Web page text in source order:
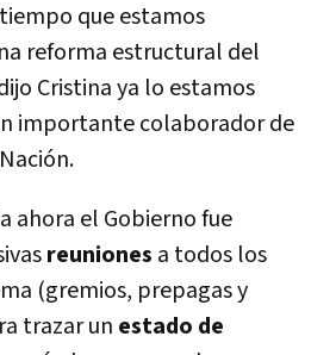
que estamos
reforma estructural del
Cristina ya lo estamos
importante colaborador de
ahora el Gobierno fue
reuniones a todos los
(gremios, prepagas y
trazar un estado de